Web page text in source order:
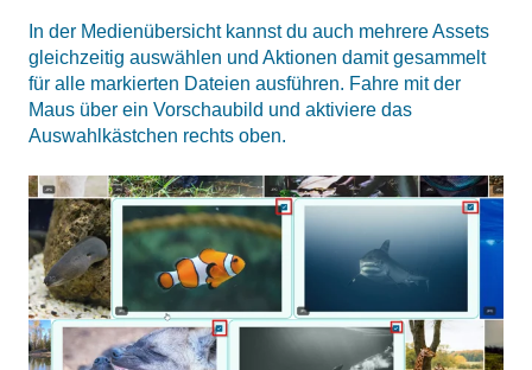
In der Medienübersicht kannst du auch mehrere Assets
gleichzeitig auswählen und Aktionen damit gesammelt
für alle markierten Dateien ausführen. Fahre mit der
Maus über ein Vorschaubild und aktiviere das
Auswahlkästchen rechts oben.